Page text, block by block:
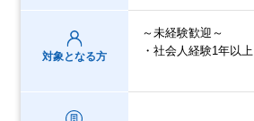
対象となる方
～未経験歓迎～
・社会人経験1年以上